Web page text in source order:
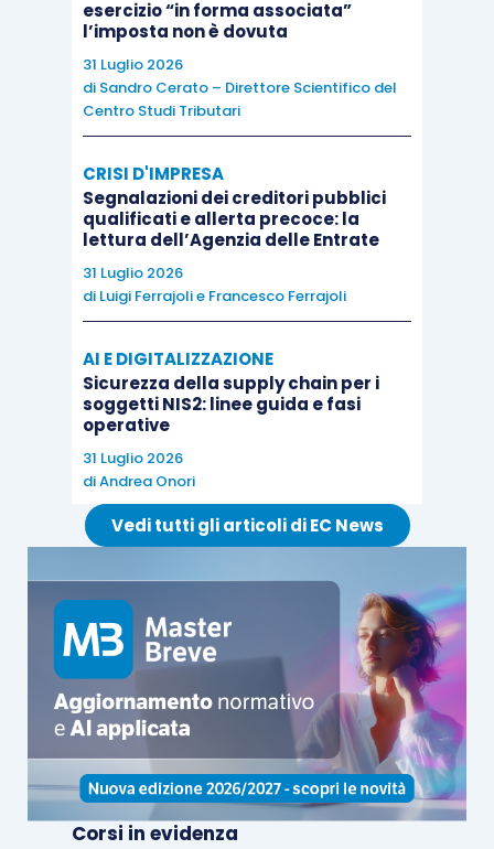
esercizio “in forma associata”
l’imposta non è dovuta
31 Luglio 2026
di Sandro Cerato – Direttore Scientifico del
Centro Studi Tributari
CRISI D'IMPRESA
Segnalazioni dei creditori pubblici
qualificati e allerta precoce: la
lettura dell’Agenzia delle Entrate
31 Luglio 2026
di Luigi Ferrajolie Francesco Ferrajoli
AI E DIGITALIZZAZIONE
Sicurezza della supply chain per i
soggetti NIS2: linee guida e fasi
operative
31 Luglio 2026
diAndrea Onori
Vedi tutti gli articoli di EC News
Corsi in evidenza